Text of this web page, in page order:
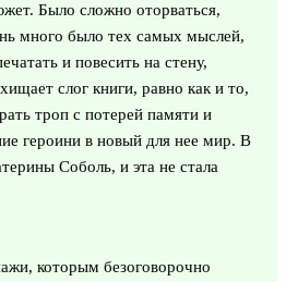
Было сложно оторваться,
много было тех самых мыслей,
и повесить на стену,
слог книги, равно как и то,
троп с потерей памяти и
героини в новый для нее мир. В
Соболь, и эта не стала
которым безоговорочно